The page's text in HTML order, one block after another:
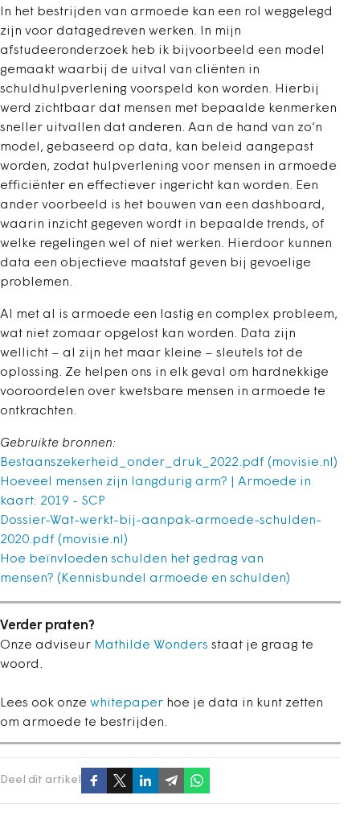
In het bestrijden van armoede kan een rol weggelegd
zijn voor datagedreven werken. In mijn
afstudeeronderzoek heb ik bijvoorbeeld een model
gemaakt waarbij de uitval van cliënten in
schuldhulpverlening voorspeld kon worden. Hierbij
werd zichtbaar dat mensen met bepaalde kenmerken
sneller uitvallen dat anderen. Aan de hand van zo’n
model, gebaseerd op data, kan beleid aangepast
worden, zodat hulpverlening voor mensen in armoede
efficiënter en effectiever ingericht kan worden. Een
ander voorbeeld is het bouwen van een dashboard,
waarin inzicht gegeven wordt in bepaalde trends, of
welke regelingen wel of niet werken. Hierdoor kunnen
data een objectieve maatstaf geven bij gevoelige
problemen.
Al met al is armoede een lastig en complex probleem,
wat niet zomaar opgelost kan worden. Data zijn
wellicht – al zijn het maar kleine – sleutels tot de
oplossing. Ze helpen ons in elk geval om hardnekkige
vooroordelen over kwetsbare mensen in armoede te
ontkrachten.
Gebruikte bronnen:
Bestaanszekerheid_onder_druk_2022.pdf (movisie.nl)
Hoeveel mensen zijn langdurig arm? | Armoede in
kaart: 2019 - SCP
Dossier-Wat-werkt-bij-aanpak-armoede-schulden-
2020.pdf (movisie.nl)
Hoe beïnvloeden schulden het gedrag van
mensen? (Kennisbundel armoede en schulden)
Verder praten?
Onze adviseur Mathilde Wonders staat je graag te
woord.
Lees ook onze whitepaper hoe je data in kunt zetten
om armoede te bestrijden.
Deel dit artikel